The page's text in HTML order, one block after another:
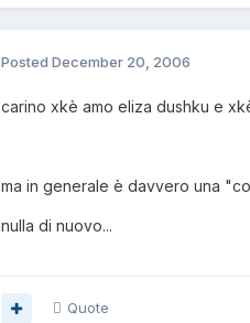
Posted December 20, 2006
carino xkè amo eliza dushku e
ma in generale è davvero una
nulla di nuovo...
Quote